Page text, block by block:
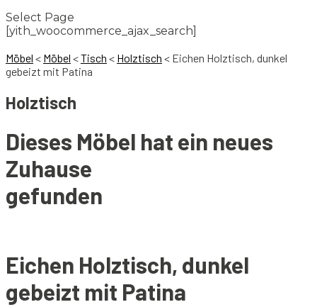
Select Page
[yith_woocommerce_ajax_search]
Möbel < Möbel <Tisch < Holztisch < Eichen Holztisch, dunkel
gebeizt mit Patina
Holztisch
Dieses Möbel hat ein neues
Zuhause
gefunden
Eichen Holztisch, dunkel
gebeizt mit Patina